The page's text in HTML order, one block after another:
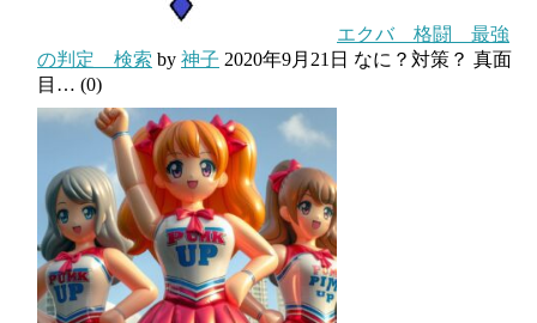
エクバ 格闘 最強
の判定 検索 by 神子 2020年9月21日 なに？対策？ 真面
目… (0)